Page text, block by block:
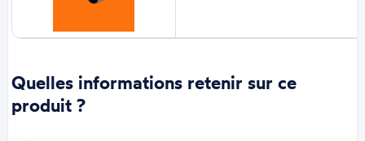
Quelles informations retenir sur ce
produit ?